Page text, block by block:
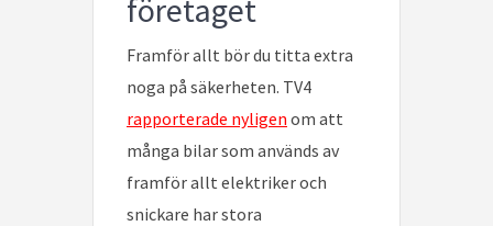
företaget
Framför allt bör du titta extra
noga på säkerheten. TV4
rapporterade nyligen om att
många bilar som används av
framför allt elektriker och
snickare har stora